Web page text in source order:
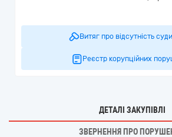
Витяг про відсутність
Реєстр корупційних
ДЕТАЛІ ЗАКУПІВЛІ
ЗВЕРНЕННЯ ПРО